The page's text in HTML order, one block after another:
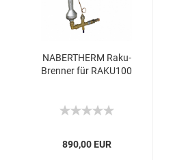
NABERTHERM Raku-
Brenner für RAKU100
890,00 EUR